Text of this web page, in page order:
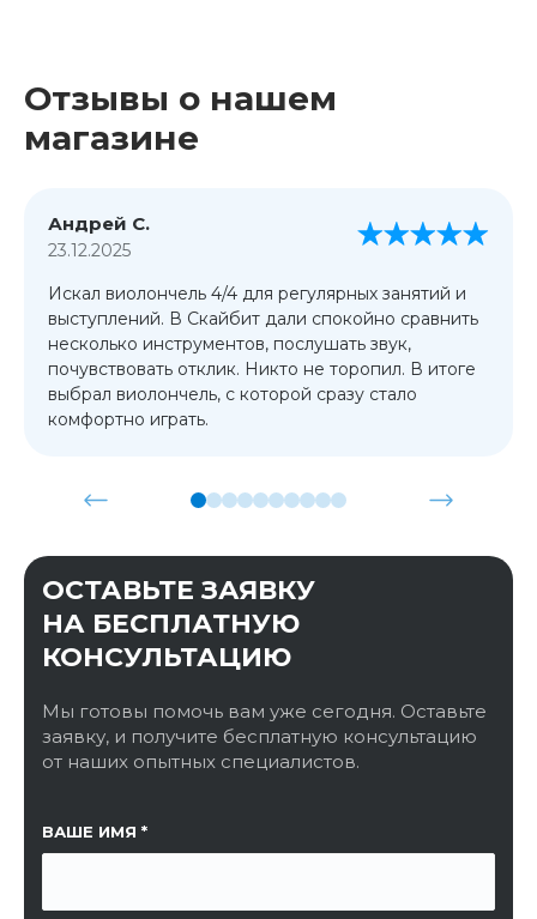
Отзывы о нашем
магазине
Андрей С.
23.12.2025
Искал виолончель 4/4 для регулярных занятий и
выступлений. В Скайбит дали спокойно сравнить
несколько инструментов, послушать звук,
почувствовать отклик. Никто не торопил. В итоге
выбрал виолончель, с которой сразу стало
комфортно играть.
ОСТАВЬТЕ ЗАЯВКУ
НА БЕСПЛАТНУЮ
КОНСУЛЬТАЦИЮ
Мы готовы помочь вам уже сегодня. Оставьте
заявку, и получите бесплатную консультацию
от наших опытных специалистов.
ВАШЕ ИМЯ
ССЫЛКА НА СТРАНИЦУ